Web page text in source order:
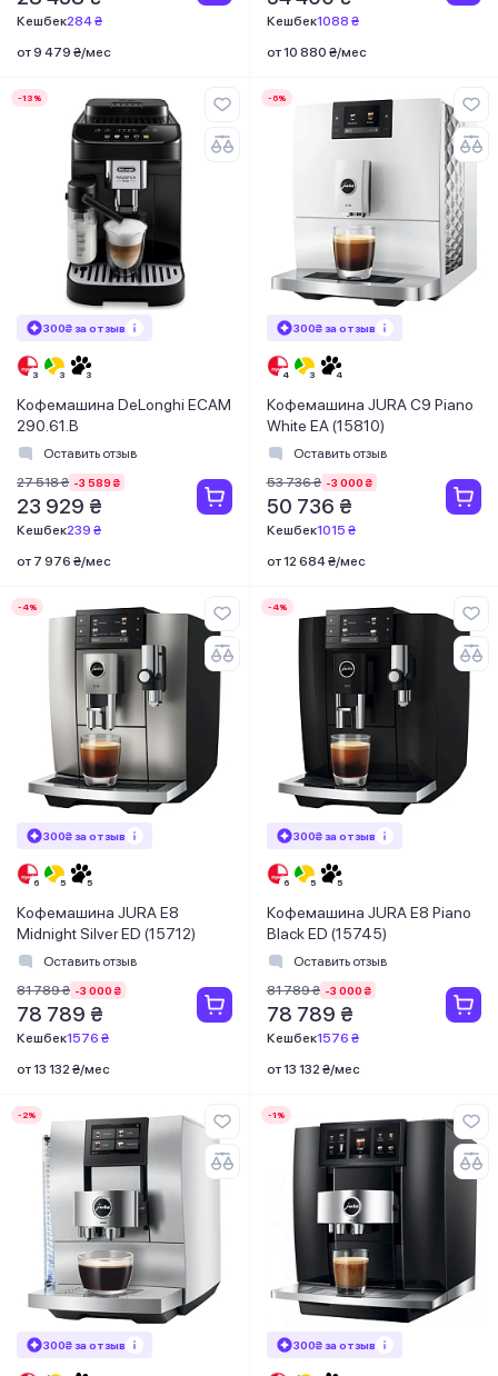
Кешбек284 ₴
от 9 479 ₴/мес
Кешбек1088 ₴
от 10 880 ₴/мес
-13%
300₴ за отзыв
Кофемашина DeLonghi ECAM
290.61.B
Оставить отзыв
27 518 ₴ -3 589 ₴
23 929 ₴
Кешбек239 ₴
от 7 976 ₴/мес
-6%
300₴ за отзыв
Кофемашина JURA C9 Piano
White EA (15810)
Оставить отзыв
53 736 ₴ -3 000 ₴
50 736 ₴
Кешбек1015 ₴
от 12 684 ₴/мес
-4%
300₴ за отзыв
Кофемашина JURA E8
Midnight Silver ED (15712)
Оставить отзыв
81 789 ₴ -3 000 ₴
78 789 ₴
Кешбек1576 ₴
от 13 132 ₴/мес
-4%
300₴ за отзыв
Кофемашина JURA E8 Piano
Black ED (15745)
Оставить отзыв
81 789 ₴ -3 000 ₴
78 789 ₴
Кешбек1576 ₴
от 13 132 ₴/мес
-2%
300₴ за отзыв
-1%
300₴ за отзыв